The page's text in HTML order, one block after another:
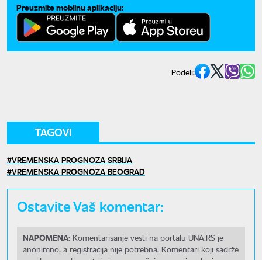
Preuzmite mobilnu aplikaciju:
Podeli:
TAGOVI
VREMENSKA PROGNOZA SRBIJA
VREMENSKA PROGNOZA BEOGRAD
Ostavite Vaš komentar:
NAPOMENA: Komentarisanje vesti na portalu UNA.RS je
anonimno, a registracija nije potrebna. Komentari koji sadrže